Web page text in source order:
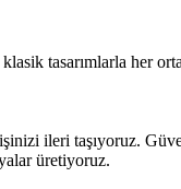
tasarımlarla her
ileri taşıyoruz.
üretiyoruz.